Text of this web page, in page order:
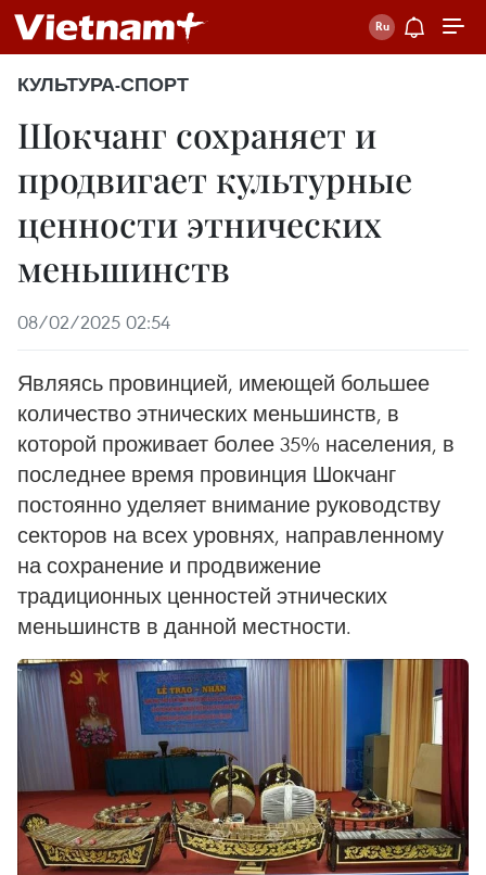
КУЛЬТУРА-СПОРТ
Шокчанг сохраняет и
продвигает культурные
ценности этнических
меньшинств
08/02/2025 02:54
Являясь провинцией, имеющей большее
количество этнических меньшинств, в
которой проживает более 35% населения, в
последнее время провинция Шокчанг
постоянно уделяет внимание руководству
секторов на всех уровнях, направленному
на сохранение и продвижение
традиционных ценностей этнических
меньшинств в данной местности.